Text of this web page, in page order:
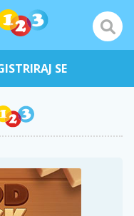
SE